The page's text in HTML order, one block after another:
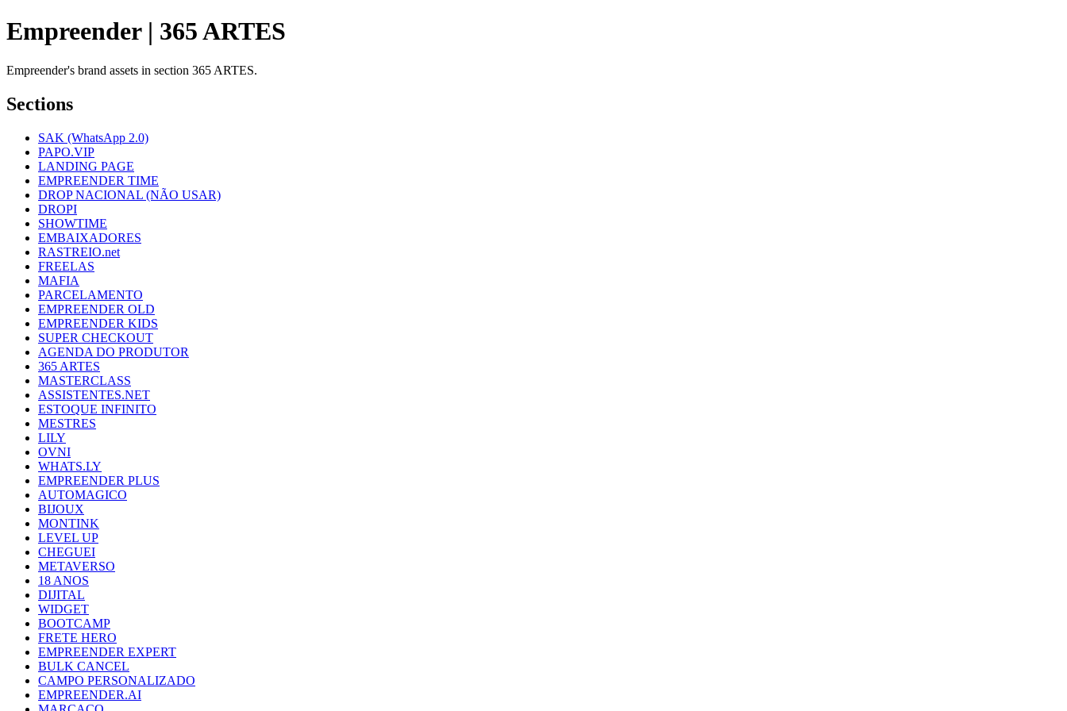
Empreender | 365 ARTES
Empreender's brand assets in section 365 ARTES.
Sections
SAK (WhatsApp 2.0)
PAPO.VIP
LANDING PAGE
EMPREENDER TIME
DROP NACIONAL (NÃO USAR)
DROPI
SHOWTIME
EMBAIXADORES
RASTREIO.net
FREELAS
MAFIA
PARCELAMENTO
EMPREENDER OLD
EMPREENDER KIDS
SUPER CHECKOUT
AGENDA DO PRODUTOR
365 ARTES
MASTERCLASS
ASSISTENTES.NET
ESTOQUE INFINITO
MESTRES
LILY
OVNI
WHATS.LY
EMPREENDER PLUS
AUTOMAGICO
BIJOUX
MONTINK
LEVEL UP
CHEGUEI
METAVERSO
18 ANOS
DIJITAL
WIDGET
BOOTCAMP
FRETE HERO
EMPREENDER EXPERT
BULK CANCEL
CAMPO PERSONALIZADO
EMPREENDER.AI